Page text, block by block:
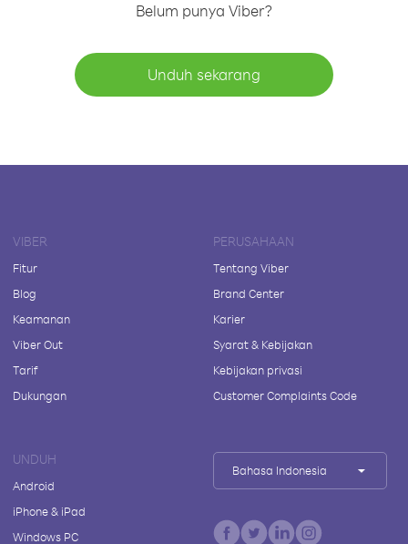
Belum punya Viber?
Unduh sekarang
VIBER
Fitur
Blog
Keamanan
Viber Out
Tarif
Dukungan
PERUSAHAAN
Tentang Viber
Brand Center
Karier
Syarat & Kebijakan
Kebijakan privasi
Customer Complaints Code
UNDUH
Android
iPhone & iPad
Windows PC
Bahasa Indonesia